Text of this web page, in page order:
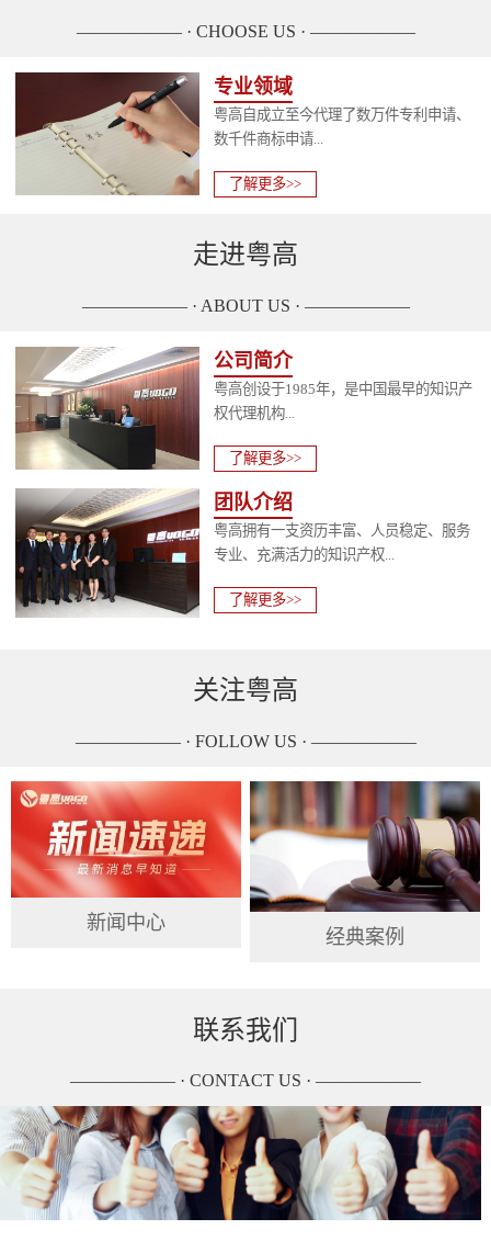
—————— · CHOOSE US · ——————
专业领域
粤高自成立至今代理了数万件专利申请、
数千件商标申请...
了解更多>>
走进粤高
—————— · ABOUT US · ——————
公司简介
粤高创设于1985年，是中国最早的知识产
权代理机构...
了解更多>>
团队介绍
粤高拥有一支资历丰富、人员稳定、服务
专业、充满活力的知识产权...
了解更多>>
关注粤高
—————— · FOLLOW US · ——————
新闻中心
经典案例
联系我们
—————— · CONTACT US · ——————